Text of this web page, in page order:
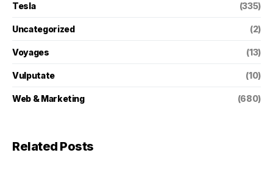
Tesla (335)
Uncategorized (2)
Voyages (13)
Vulputate (10)
Web & Marketing (680)
Related Posts